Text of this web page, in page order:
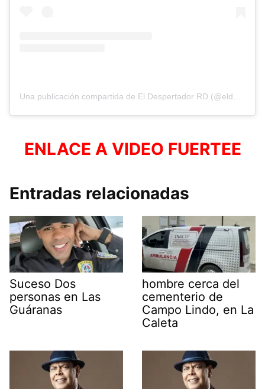
Una publicación compartida de El Despertador RD (@eldespertadorrd)
ENLACE A VIDEO FUERTEE
Entradas relacionadas
Suceso Dos
personas en Las
Guáranas
hombre cerca del
cementerio de
Campo Lindo, en La
Caleta